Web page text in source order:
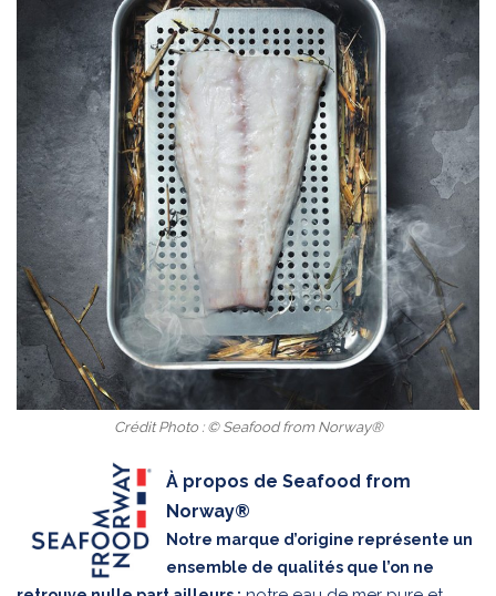
Crédit Photo : © Seafood from Norway®
À propos de Seafood from
Norway®
Notre marque d’origine représente un
ensemble de qualités que l’on ne